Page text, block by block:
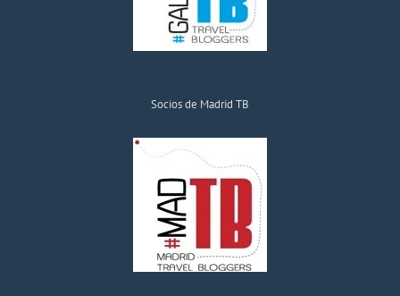
Socios de Madrid TB